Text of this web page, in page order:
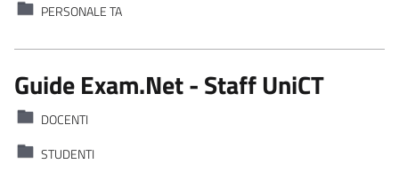
PERSONALE TA
Guide Exam.Net - Staff UniCT
DOCENTI
STUDENTI